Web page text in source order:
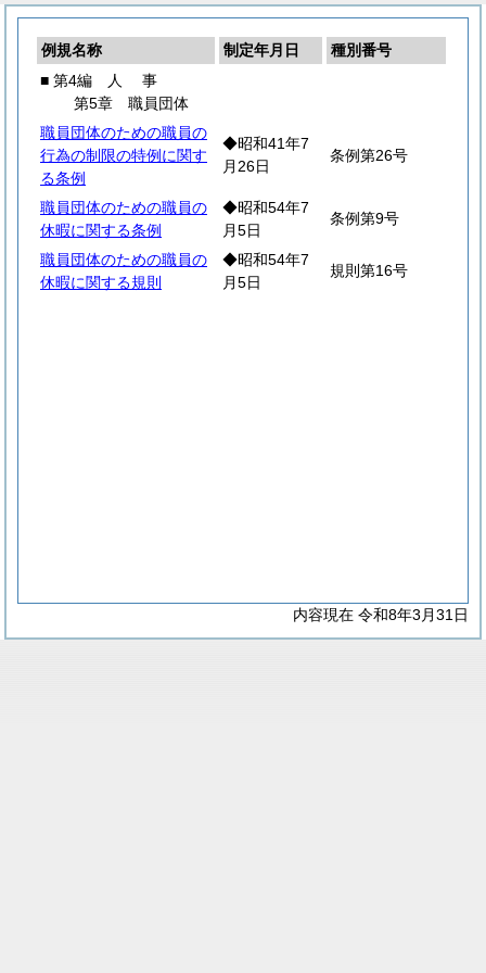
例規名称 制定年月日
種別番号
■ 第4編
人 事
第5章 職員団体
職員団体のための職員の
行為の制限の特例に関す
る条例
◆昭和41年7
月26日
条例第26号
職員団体のための職員の
休暇に関する条例
◆昭和54年7
月5日
条例第9号
職員団体のための職員の
休暇に関する規則
◆昭和54年7
月5日
規則第16号
内容現在 令和8年3月31日